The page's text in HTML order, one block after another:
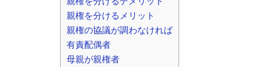
親権を分けるメリット
親権の協議が調わなければ
有責配偶者
母親が親権者